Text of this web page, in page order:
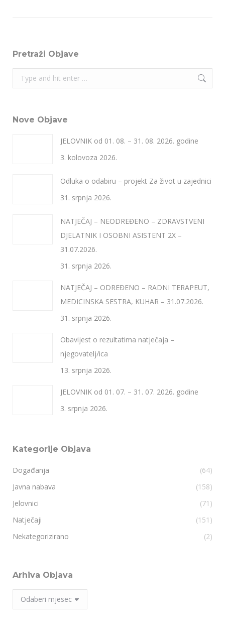
Pretraži Objave
Search:
Nove Objave
JELOVNIK od 01. 08. – 31. 08. 2026. godine
3. kolovoza 2026.
Odluka o odabiru – projekt Za život u zajednici
31. srpnja 2026.
NATJEČAJ – NEODREĐENO – ZDRAVSTVENI
DJELATNIK I OSOBNI ASISTENT 2X –
31.07.2026.
31. srpnja 2026.
NATJEČAJ – ODREĐENO – RADNI TERAPEUT,
MEDICINSKA SESTRA, KUHAR – 31.07.2026.
31. srpnja 2026.
Obavijest o rezultatima natječaja –
njegovatelj/ica
13. srpnja 2026.
JELOVNIK od 01. 07. – 31. 07. 2026. godine
3. srpnja 2026.
Kategorije Objava
Događanja
(64)
Javna nabava
(158)
Jelovnici
(71)
Natječaji
(151)
Nekategorizirano
(2)
Arhiva Objava
Arhiva
Objava